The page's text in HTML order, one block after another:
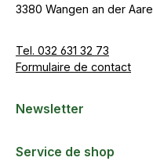
3380 Wangen an der Aare
Tel. 032 631 32 73
Formulaire de contact
Newsletter
Service de shop